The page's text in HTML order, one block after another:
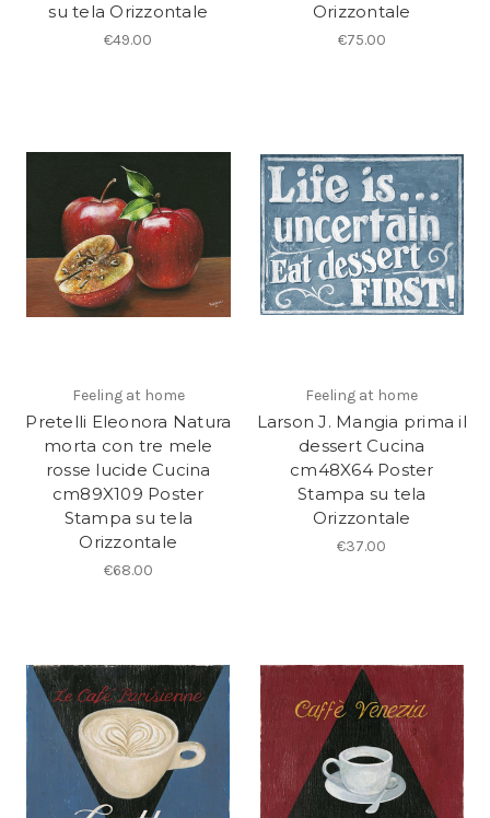
su tela Orizzontale
€49.00
Orizzontale
€75.00
Feeling at home
Pretelli Eleonora Natura
morta con tre mele
rosse lucide Cucina
cm89X109 Poster
Stampa su tela
Orizzontale
€68.00
Feeling at home
Larson J. Mangia prima il
dessert Cucina
cm48X64 Poster
Stampa su tela
Orizzontale
€37.00